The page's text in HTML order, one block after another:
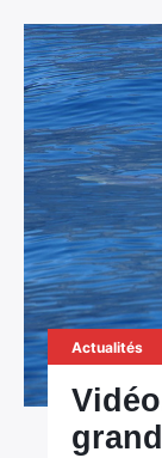
Actualités